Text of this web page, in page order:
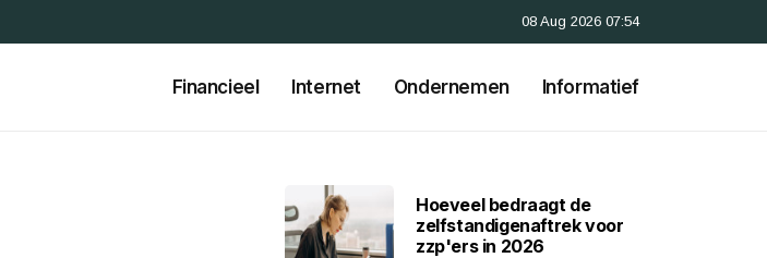
08 Aug 2026 07:54
Financieel Internet Ondernemen Informatief
Hoeveel bedraagt de
zelfstandigenaftrek voor
zzp'ers in 2026